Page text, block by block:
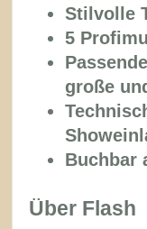
Stilvolle
5
große
Buchbar
Über Flash